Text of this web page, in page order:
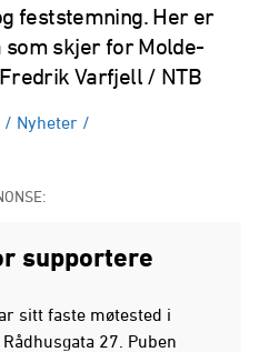
feststemning. Her er
som skjer for Molde-
Varfjell / NTB
/ Nyheter /
supportere
sitt faste møtested i
27. Puben